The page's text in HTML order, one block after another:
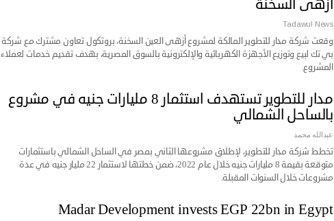
أزهى السخنة
Tadawul News
وقعت شركة مدار للتطوير المالكة لمشروع أزهى العين السخنة، بروتكول تعاون مشترك مع شركة
بي تك لبيع وتوزيع الأجهزة الكهربائية والإلكترونية بالسوق المصرية، بهدف تقديم خدمات لعملاء
المشروع.
مدار للتطوير تستهدف استثمار 8 مليارات جنيه في مشروع
بالساحل الشمالي
عبدالله محمد
تخطط شركة مدار للتطوير، لإطلاق مشروعها الثاني بمصر في الساحل الشمالي باستثمارات
متوقعة بقيمة 8 مليارات جنيه خلال عام 2022، ضمن خطتها لاستثمار 22 مليار جنيه في عدة
مشروعات خلال السنوات المقبلة.
Madar Development invests EGP 22bn in Egypt